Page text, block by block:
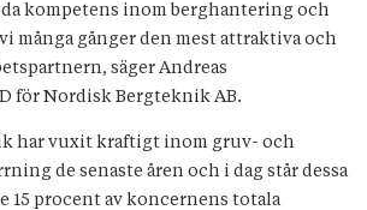
kompetens inom berghantering och
många gånger den mest attraktiva och
säger Andreas
för Nordisk Bergteknik AB.
har vuxit kraftigt inom gruv- och
de senaste åren och i dag står dessa
15 procent av koncernens totala